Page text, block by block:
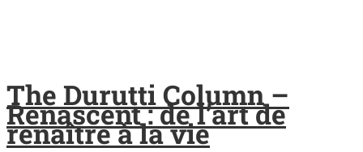
The Durutti Column –
Renascent : de l’art de
renaître à la vie